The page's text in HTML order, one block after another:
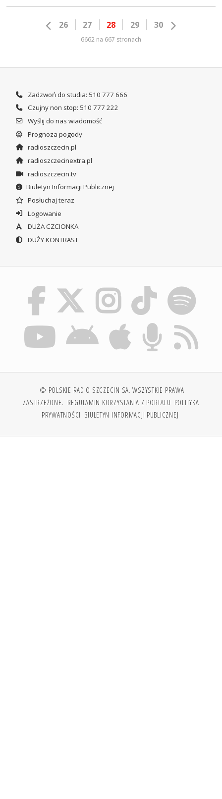
26 27 28 29 30
6662 na 667 stronach
Zadzwoń do studia: 510 777 666
Czujny non stop: 510 777 222
Wyślij do nas wiadomość
Prognoza pogody
radioszczecin.pl
radioszczecinextra.pl
radioszczecin.tv
Biuletyn Informacji Publicznej
Posłuchaj teraz
Logowanie
DUŻA CZCIONKA
DUŻY KONTRAST
© POLSKIE RADIO SZCZECIN SA. WSZYSTKIE PRAWA
ZASTRZEŻONE. REGULAMIN KORZYSTANIA Z PORTALU POLITYKA
PRYWATNOŚCI BIULETYN INFORMACJI PUBLICZNEJ